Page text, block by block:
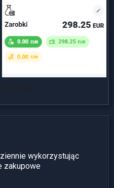
wykorzystując
zakupowe